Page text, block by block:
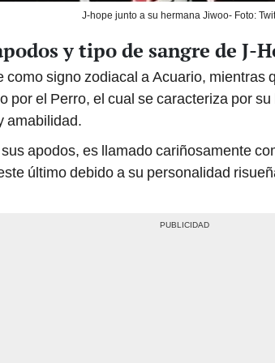
J-hope junto a su hermana Jiwoo- Foto:
y tipo de sangre de J-
como signo zodiacal a Acuario, mientras
por el Perro, el cual se caracteriza por
amabilidad.
apodos, es llamado cariñosamente
este último debido a su personalidad